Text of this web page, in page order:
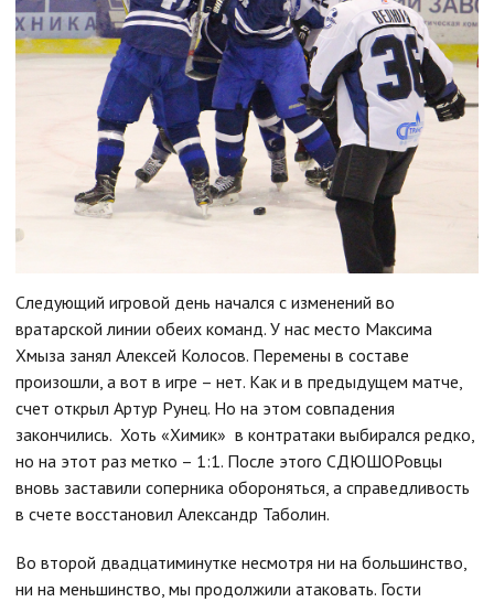
Следующий игровой день начался с изменений во
вратарской линии обеих команд. У нас место Максима
Хмыза занял Алексей Колосов. Перемены в составе
произошли, а вот в игре – нет. Как и в предыдущем матче,
счет открыл Артур Рунец. Но на этом совпадения
закончились. Хоть «Химик» в контратаки выбирался редко,
но на этот раз метко – 1:1. После этого СДЮШОРовцы
вновь заставили соперника обороняться, а справедливость
в счете восстановил Александр Таболин.
Во второй двадцатиминутке несмотря ни на большинство,
ни на меньшинство, мы продолжили атаковать. Гости